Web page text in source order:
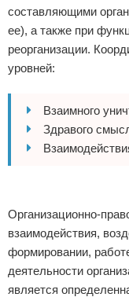
составляющими
ее), а также при
реорганизации.
уровней:
Взаимного
Здравого
Организационно-
взаимодействия,
формировании,
деятельности
является